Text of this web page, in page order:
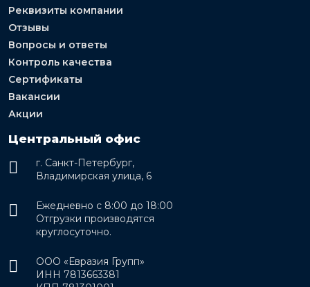
Реквизиты компании
Отзывы
Вопросы и ответы
Контроль качества
Сертификаты
Вакансии
Акции
Центральный офис
г. Санкт-Петербург,
Владимирская улица, 6
Ежедневно с 8:00 до 18:00
Отгрузки производятся
круглосуточно.
ООО «Евразия Групп»
ИНН 7813663381